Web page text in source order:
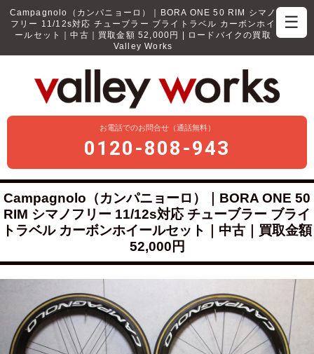
☰
Campagnolo（カンパニョーロ）｜BORA ONE 50 RIM シマノ
フリー 11/12s対応 チューブラー ブライトラベル カーボンホイ
ールセット｜中古｜買取金額 52,000円 | ロードバイクの買取
Valley Works
お電話でのお問合せ（通話無料）
0120-808-943
Campagnolo（カンパニョーロ）｜BORA ONE 50
RIM シマノフリー 11/12s対応 チューブラー ブライ
トラベル カーボンホイールセット｜中古｜買取金額
52,000円